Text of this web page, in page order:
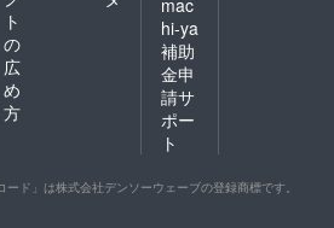
ト
の
広
め
方
mac
hi-ya
補助
金申
請サ
ポー
ト
ード」は株式会社デンソーウェーブの登録商標です。